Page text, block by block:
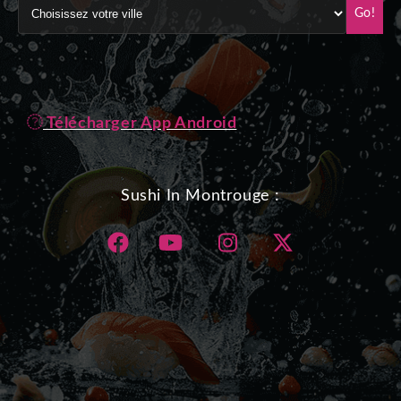
Go!
Télécharger App Android
Sushi In Montrouge :